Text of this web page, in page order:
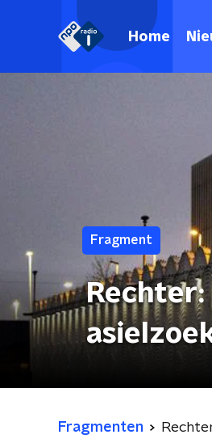
Home
Fragment
Fragmenten